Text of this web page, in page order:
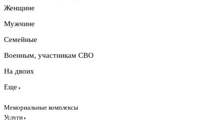
Женщине
Мужчине
Семейные
Военным, участникам СВО
На двоих
Еще
Мемориальные комплексы
Услуги